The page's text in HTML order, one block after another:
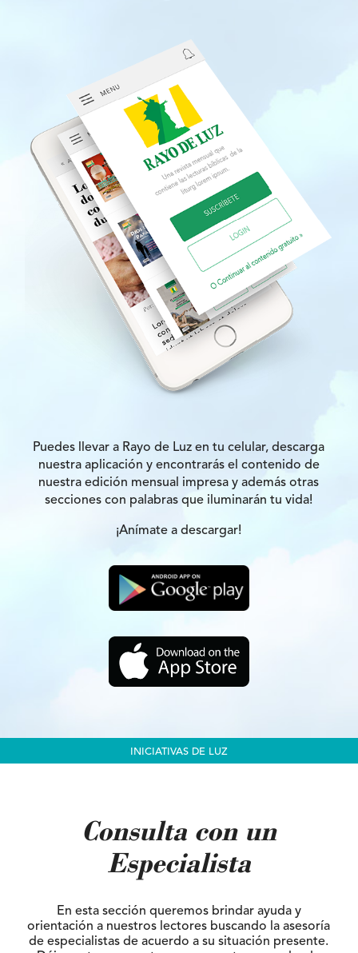
Puedes llevar a Rayo de Luz en tu celular, descarga
nuestra aplicación y encontrarás el contenido de
nuestra edición mensual impresa y además otras
secciones con palabras que iluminarán tu vida!
¡Anímate a descargar!
INICIATIVAS DE LUZ
Consulta con un
Especialista
En esta sección queremos brindar ayuda y
orientación a nuestros lectores buscando la asesoría
de especialistas de acuerdo a su situación presente.